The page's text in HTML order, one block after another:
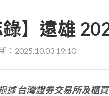
錄】遠雄
： 2025.10.03 19:10
據台灣證券交易所及櫃